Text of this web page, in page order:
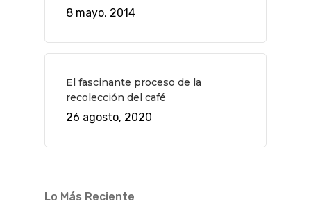
8 mayo, 2014
El fascinante proceso de la
recolección del café
26 agosto, 2020
Lo Más Reciente